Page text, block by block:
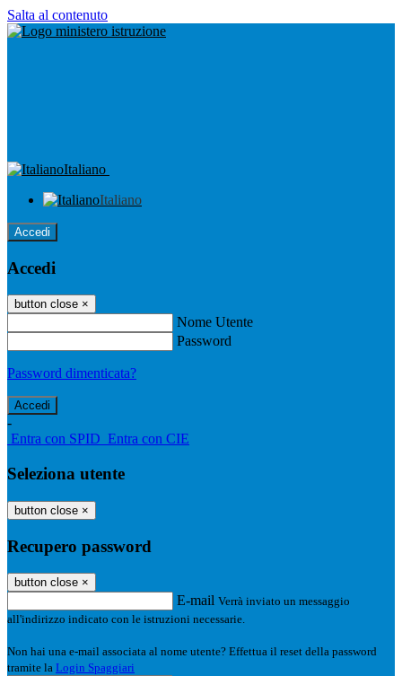
Salta al contenuto
Italiano
Italiano
Accedi
Accedi
button close ×
Nome Utente
Password
Password dimenticata?
-
Entra con SPID Entra con CIE
Seleziona utente
button close ×
Recupero password
button close ×
E-mail Verrà inviato un messaggio
all'indirizzo indicato con le istruzioni necessarie.
Non hai una e-mail associata al nome utente? Effettua il reset della password
tramite la Login Spaggiari